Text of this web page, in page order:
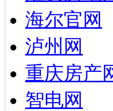
海尔官网
泸州网
重庆房产
智电网